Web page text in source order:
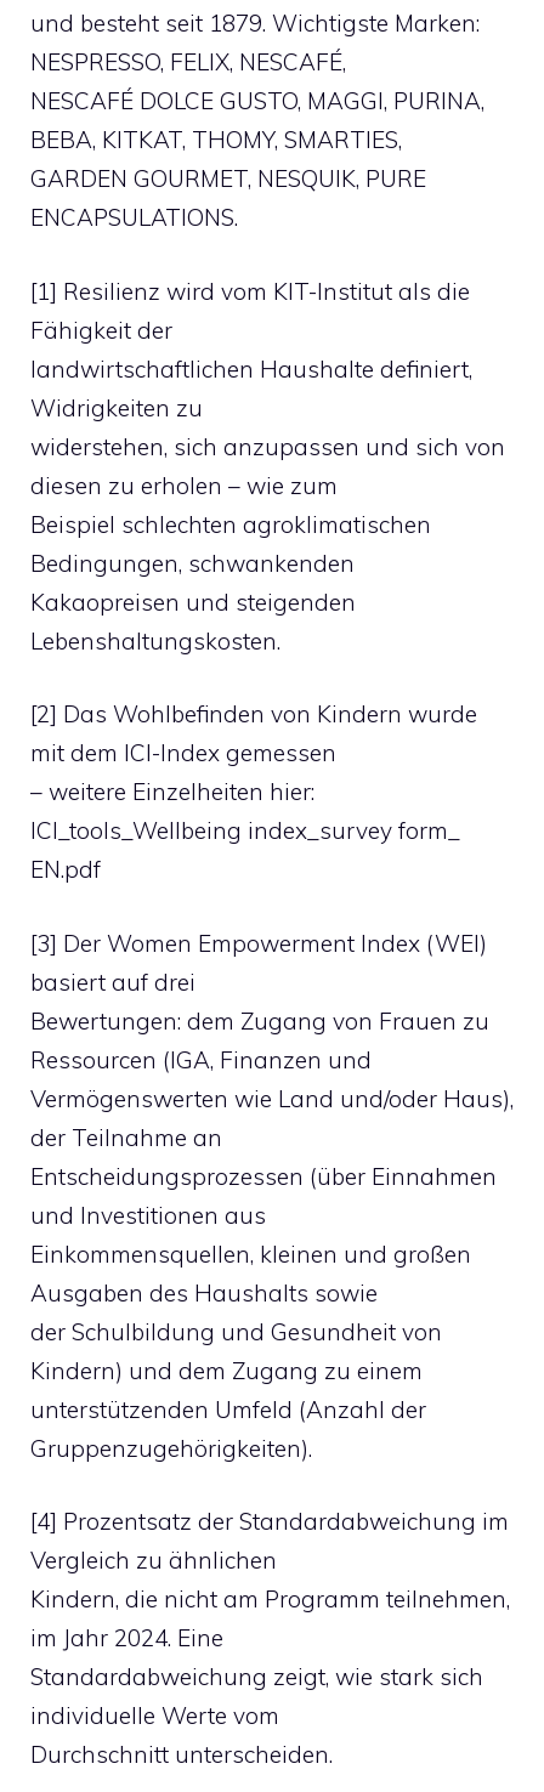
und besteht seit 1879. Wichtigste Marken:
NESPRESSO, FELIX, NESCAFÉ,
NESCAFÉ DOLCE GUSTO, MAGGI, PURINA,
BEBA, KITKAT, THOMY, SMARTIES,
GARDEN GOURMET, NESQUIK, PURE
ENCAPSULATIONS.
[1] Resilienz wird vom KIT-Institut als die
Fähigkeit der
landwirtschaftlichen Haushalte definiert,
Widrigkeiten zu
widerstehen, sich anzupassen und sich von
diesen zu erholen – wie zum
Beispiel schlechten agroklimatischen
Bedingungen, schwankenden
Kakaopreisen und steigenden
Lebenshaltungskosten.
[2] Das Wohlbefinden von Kindern wurde
mit dem ICI-Index gemessen
– weitere Einzelheiten hier:
ICI_tools_Wellbeing index_survey form_
EN.pdf
[3] Der Women Empowerment Index (WEI)
basiert auf drei
Bewertungen: dem Zugang von Frauen zu
Ressourcen (IGA, Finanzen und
Vermögenswerten wie Land und/oder Haus),
der Teilnahme an
Entscheidungsprozessen (über Einnahmen
und Investitionen aus
Einkommensquellen, kleinen und großen
Ausgaben des Haushalts sowie
der Schulbildung und Gesundheit von
Kindern) und dem Zugang zu einem
unterstützenden Umfeld (Anzahl der
Gruppenzugehörigkeiten).
[4] Prozentsatz der Standardabweichung im
Vergleich zu ähnlichen
Kindern, die nicht am Programm teilnehmen,
im Jahr 2024. Eine
Standardabweichung zeigt, wie stark sich
individuelle Werte vom
Durchschnitt unterscheiden.